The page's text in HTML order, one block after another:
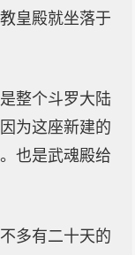
皇殿就坐落于
整个斗罗大陆
为这座新建的
也是武魂殿给
多有二十天的